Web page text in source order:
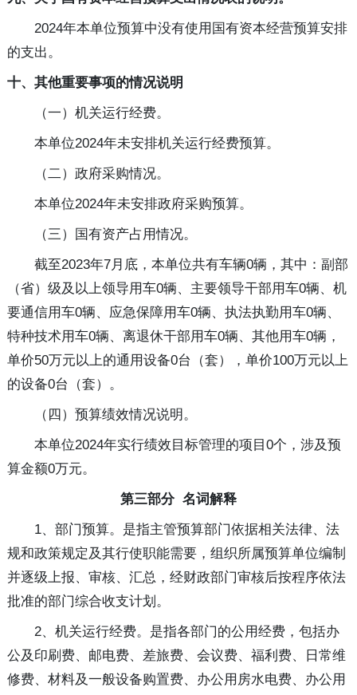
2024年本单位预算中没有使用国有资本经营预算安排
的支出。
十、其他重要事项的情况说明
（一）机关运行经费。
本单位2024年未安排机关运行经费预算。
（二）政府采购情况。
本单位2024年未安排政府采购预算。
（三）国有资产占用情况。
截至2023年7月底，本单位共有车辆0辆，其中：副部
（省）级及以上领导用车0辆、主要领导干部用车0辆、机
要通信用车0辆、应急保障用车0辆、执法执勤用车0辆、
特种技术用车0辆、离退休干部用车0辆、其他用车0辆，
单价50万元以上的通用设备0台（套），单价100万元以上
的设备0台（套）。
（四）预算绩效情况说明。
本单位2024年实行绩效目标管理的项目0个，涉及预
算金额0万元。
第三部分 名词解释
1、部门预算。是指主管预算部门依据相关法律、法
规和政策规定及其行使职能需要，组织所属预算单位编制
并逐级上报、审核、汇总，经财政部门审核后按程序依法
批准的部门综合收支计划。
2、机关运行经费。是指各部门的公用经费，包括办
公及印刷费、邮电费、差旅费、会议费、福利费、日常维
修费、材料及一般设备购置费、办公用房水电费、办公用